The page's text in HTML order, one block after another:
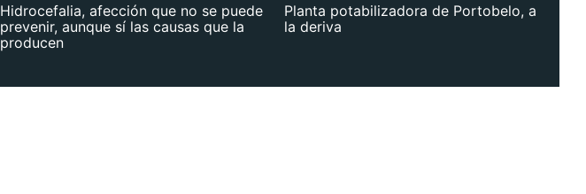
Hidrocefalia, afección que no se puede
prevenir, aunque sí las causas que la
producen
Planta potabilizadora de Portobelo, a
la deriva